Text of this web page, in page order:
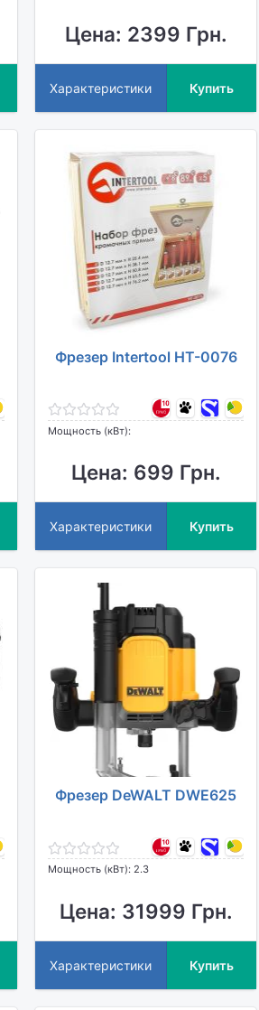
Цена: 2399 Грн.
Характеристики Купить
Фрезер Intertool HT-0076
Мощность (кВт):
Цена: 699 Грн.
Характеристики Купить
Фрезер DeWALT DWE625
Мощность (кВт): 2.3
Цена: 31999 Грн.
Характеристики Купить